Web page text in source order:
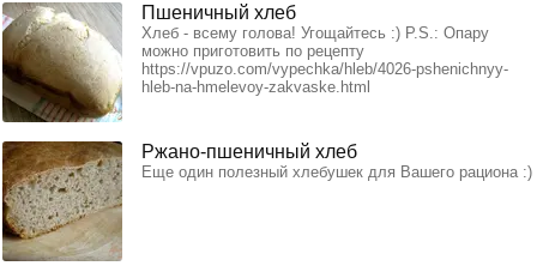
Пшеничный хлеб
Хлеб - всему голова! Угощайтесь :) Р.S.: Опару
можно приготовить по рецепту
https://vpuzo.com/vypechka/hleb/4026-pshenichnyy-
hleb-na-hmelevoy-zakvaske.html
Ржано-пшеничный хлеб
Еще один полезный хлебушек для Вашего рациона :)